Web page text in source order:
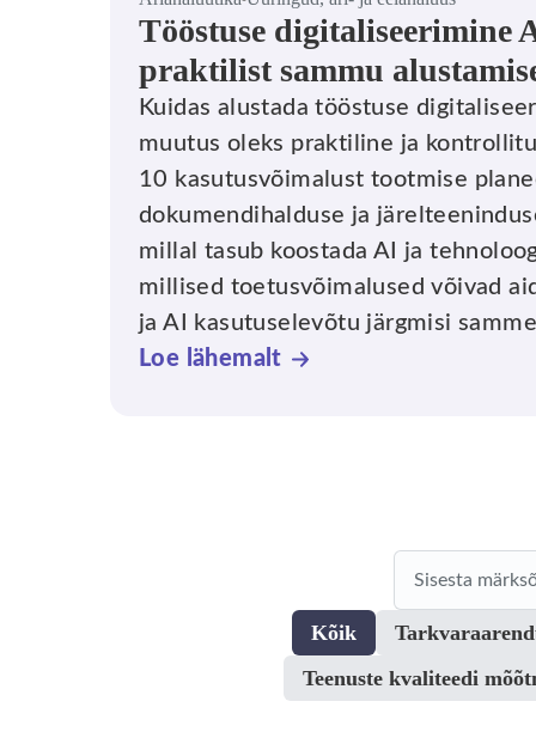
Tööstuse digitaliseerimine
praktilist sammu
Kuidas alustada tööstuse
muutus oleks praktiline ja
10 kasutusvõimalust tootmise
dokumendihalduse ja
millal tasub koostada AI ja
millised toetusvõimalused võivad
ja AI kasutuselevõtu järgmisi
Loe lähemalt
Kõik
Teenuste kvaliteedi